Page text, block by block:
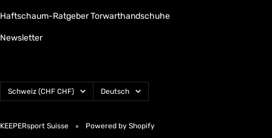
Haftschaum-Ratgeber Torwarthandschuhe
Newsletter
Land/Region
Schweiz (CHF CHF) Sprache
Deutsch
KEEPERsport Suisse Powered by Shopify